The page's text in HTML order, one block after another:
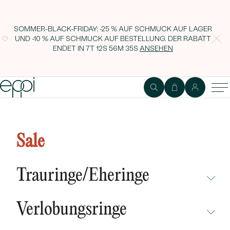
SOMMER-BLACK-FRIDAY: -25 % AUF SCHMUCK AUF LAGER
UND -10 % AUF SCHMUCK AUF BESTELLUNG. DER RABATT
ENDET IN 7T 12S 56M 34SANSEHEN
Sale
Trauringe/Eheringe
NEUHEITEN
Verlobungsringe
Diamanten Jufien